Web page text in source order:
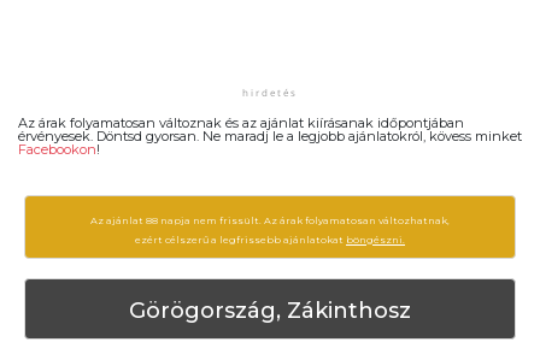
Az árak folyamatosan változnak és az ajánlat kiírásanak időpontjában
érvényesek. Döntsd gyorsan. Ne maradj le a legjobb ajánlatokról, kövess minket
Facebookon!
Az ajánlat 88 napja nem frissült. Az árak folyamatosan változhatnak,
ezért célszerű a legfrissebb ajánlatokat böngészni.
Görögország, Zákinthosz